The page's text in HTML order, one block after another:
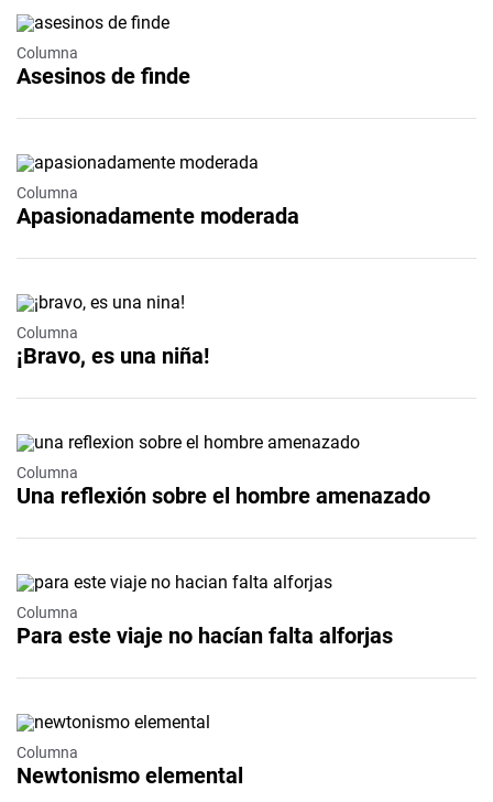
Columna
Asesinos de finde
Columna
Apasionadamente moderada
Columna
¡Bravo, es una niña!
Columna
Una reflexión sobre el hombre amenazado
Columna
Para este viaje no hacían falta alforjas
Columna
Newtonismo elemental